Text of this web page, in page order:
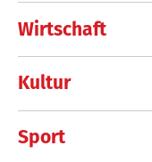
Wirtschaft
Kultur
Sport